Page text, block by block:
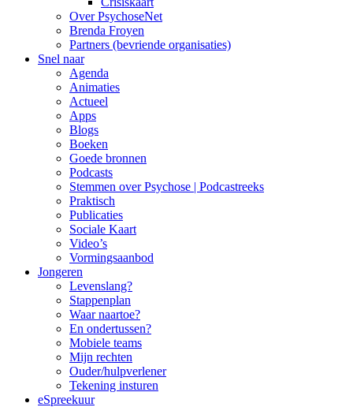
Over PsychoseNet
Brenda Froyen
Partners (bevriende organisaties)
Snel naar
Agenda
Animaties
Actueel
Apps
Blogs
Boeken
Goede bronnen
Podcasts
Stemmen over Psychose | Podcastreeks
Praktisch
Publicaties
Sociale Kaart
Video’s
Vormingsaanbod
Jongeren
Levenslang?
Stappenplan
Waar naartoe?
En ondertussen?
Mobiele teams
Mijn rechten
Ouder/hulpverlener
Tekening insturen
eSpreekuur